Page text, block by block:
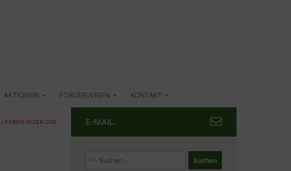
AKTIONEN FÖRDERVEREIN KONTAKT
» FERIEN IN DER OGS E-MAIL: